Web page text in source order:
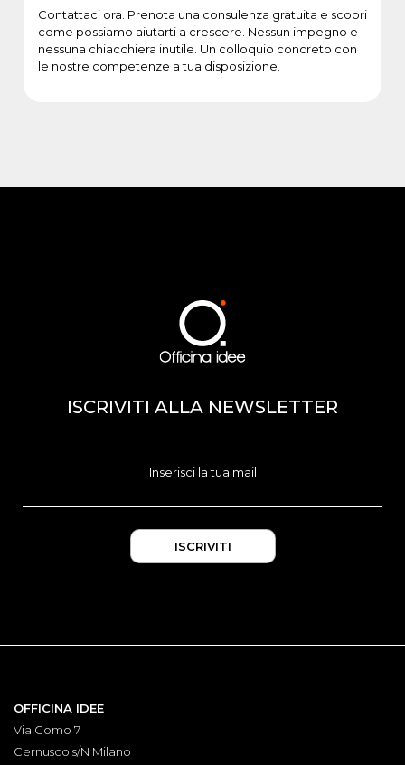
Contattaci ora. Prenota una consulenza gratuita e scopri
come possiamo aiutarti a crescere. Nessun impegno e
nessuna chiacchiera inutile. Un colloquio concreto con
le nostre competenze a tua disposizione.
ISCRIVITI ALLA NEWSLETTER
OFFICINA IDEE
Via Como 7
Cernusco s/N Milano